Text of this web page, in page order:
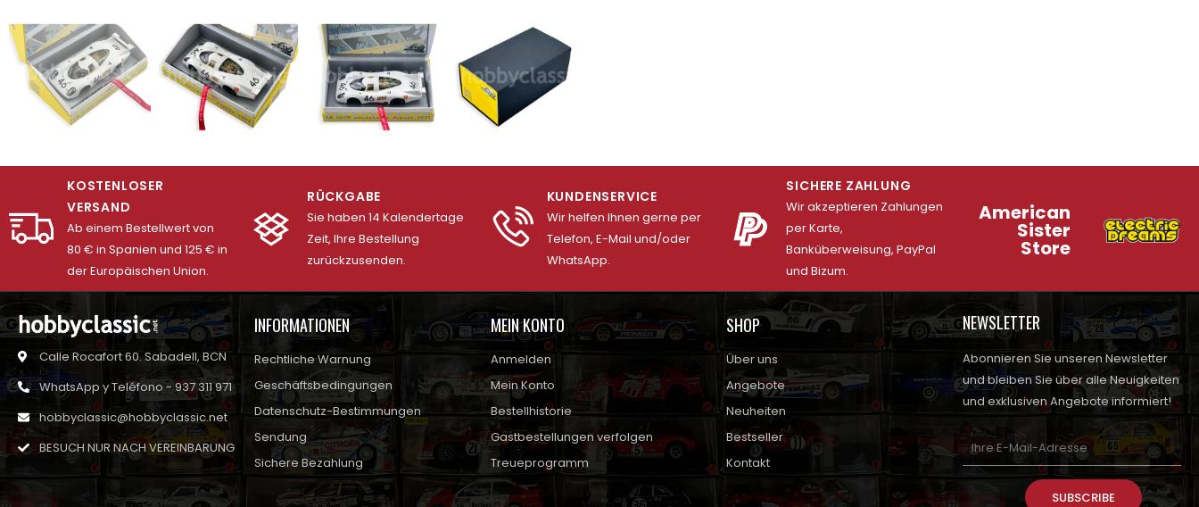
KOSTENLOSER
VERSAND
Ab einem Bestellwert von
80 € in Spanien und 125 € in
der Europäischen Union.
RÜCKGABE
Sie haben 14 Kalendertage
Zeit, Ihre Bestellung
zurückzusenden.
KUNDENSERVICE
Wir helfen Ihnen gerne per
Telefon, E-Mail und/oder
WhatsApp.
SICHERE ZAHLUNG
Wir akzeptieren Zahlungen
per Karte,
Banküberweisung, PayPal
und Bizum.
American
Sister
Store
Calle Rocafort 60. Sabadell, BCN
WhatsApp y Teléfono - 937 311 971
hobbyclassic@hobbyclassic.net
BESUCH NUR NACH VEREINBARUNG
INFORMATIONEN
Rechtliche Warnung
Geschäftsbedingungen
Datenschutz-Bestimmungen
Sendung
Sichere Bezahlung
MEIN KONTO
Anmelden
Mein Konto
Bestellhistorie
Gastbestellungen verfolgen
Treueprogramm
SHOP
Über uns
Angebote
Neuheiten
Bestseller
Kontakt
NEWSLETTER
Abonnieren Sie unseren Newsletter
und bleiben Sie über alle Neuigkeiten
und exklusiven Angebote informiert!
SUBSCRIBE